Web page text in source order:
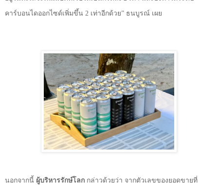
คาร์บอนไดออกไซด์เพิ่มขึ้น 2 เท่าอีกด้วย” ธนบูรณ์ เผย
นอกจากนี้ ผู้บริหารรักษ์โลก กล่าวด้วยว่า จากตัวเลขของยอดขายที่